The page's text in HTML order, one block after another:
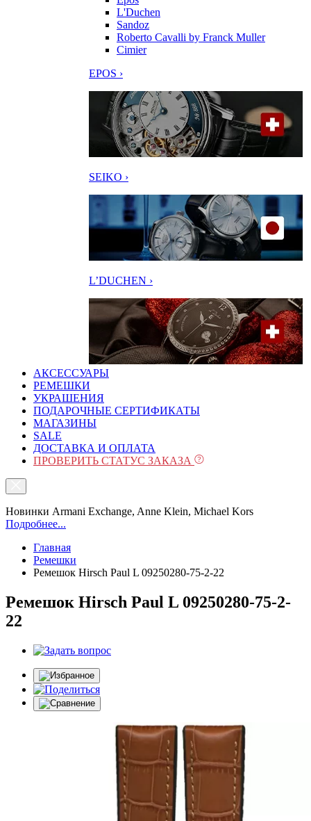
L'Duchen
Sandoz
Roberto Cavalli by Franck Muller
Cimier
EPOS ›
SEIKO ›
L’DUCHEN ›
АКСЕССУАРЫ
РЕМЕШКИ
УКРАШЕНИЯ
ПОДАРОЧНЫЕ СЕРТИФИКАТЫ
МАГАЗИНЫ
SALE
ДОСТАВКА И ОПЛАТА
ПРОВЕРИТЬ СТАТУС ЗАКАЗА
Новинки Armani Exchange, Anne Klein, Michael Kors
Подробнее...
Главная
Ремешки
Ремешок Hirsch Paul L 09250280-75-2-22
Ремешок Hirsch Paul L 09250280-75-2-
22